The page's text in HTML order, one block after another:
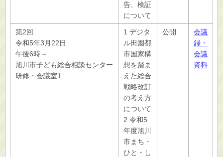
告、検証
について
第2回
令和5年3月22日
午後6時～
旭川市子ども総合相談センター
研修・会議室1
1 デジタ
ル田園都
市国家構
想を踏ま
えた総合
戦略改訂
の考え方
について
2 令和5
年度旭川
市まち・
ひと・し
公開
会議
録・
会議
資料